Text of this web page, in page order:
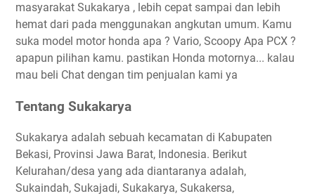
masyarakat Sukakarya , lebih cepat sampai dan lebih
hemat dari pada menggunakan angkutan umum. Kamu
suka model motor honda apa ? Vario, Scoopy Apa PCX ?
apapun pilihan kamu. pastikan Honda motornya... kalau
mau beli Chat dengan tim penjualan kami ya
Tentang Sukakarya
Sukakarya adalah sebuah kecamatan di Kabupaten
Bekasi, Provinsi Jawa Barat, Indonesia. Berikut
Kelurahan/desa yang ada diantaranya adalah,
Sukaindah, Sukajadi, Sukakarya, Sukakersa,